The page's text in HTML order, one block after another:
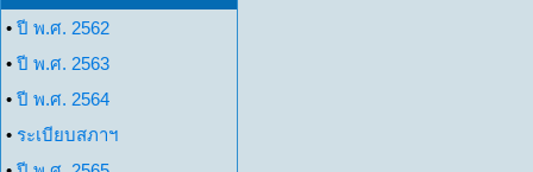
• ปี พ.ศ. 2562
• ปี พ.ศ. 2563
• ปี พ.ศ. 2564
• ระเบียบสภาฯ